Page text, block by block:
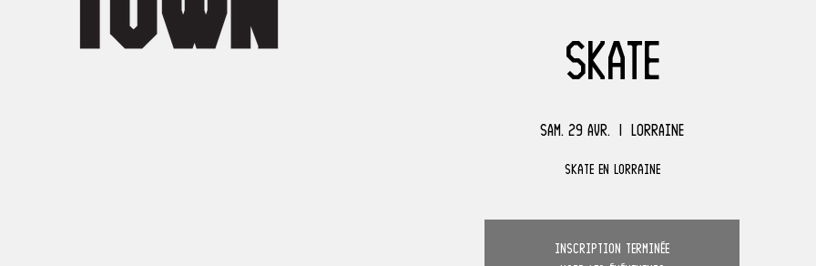
Skate
sam. 29 avr. Lorraine
Skate en Lorraine
Inscription terminée